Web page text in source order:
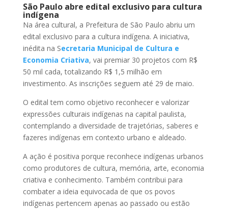
São Paulo abre edital exclusivo para cultura
indígena
Na área cultural, a Prefeitura de São Paulo abriu um
edital exclusivo para a cultura indígena. A iniciativa,
inédita na Secretaria Municipal de Cultura e
Economia Criativa, vai premiar 30 projetos com R$
50 mil cada, totalizando R$ 1,5 milhão em
investimento. As inscrições seguem até 29 de maio.
O edital tem como objetivo reconhecer e valorizar
expressões culturais indígenas na capital paulista,
contemplando a diversidade de trajetórias, saberes e
fazeres indígenas em contexto urbano e aldeado.
A ação é positiva porque reconhece indígenas urbanos
como produtores de cultura, memória, arte, economia
criativa e conhecimento. Também contribui para
combater a ideia equivocada de que os povos
indígenas pertencem apenas ao passado ou estão